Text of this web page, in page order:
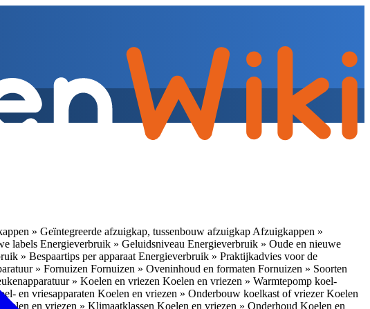
» Geïntegreerde afzuigkap, tussenbouw afzuigkap Afzuigkappen »
labels Energieverbruik » Geluidsniveau Energieverbruik » Oude en nieuwe
» Bespaartips per apparaat Energieverbruik » Praktijkadvies voor de
» Fornuizen Fornuizen » Oveninhoud en formaten Fornuizen » Soorten
» Koelen en vriezen Koelen en vriezen » Warmtepomp koel-
en vriesapparaten Koelen en vriezen » Onderbouw koelkast of vriezerKoelen
Koelen en vriezen » Klimaatklassen Koelen en vriezen » Onderhoud Koelen en